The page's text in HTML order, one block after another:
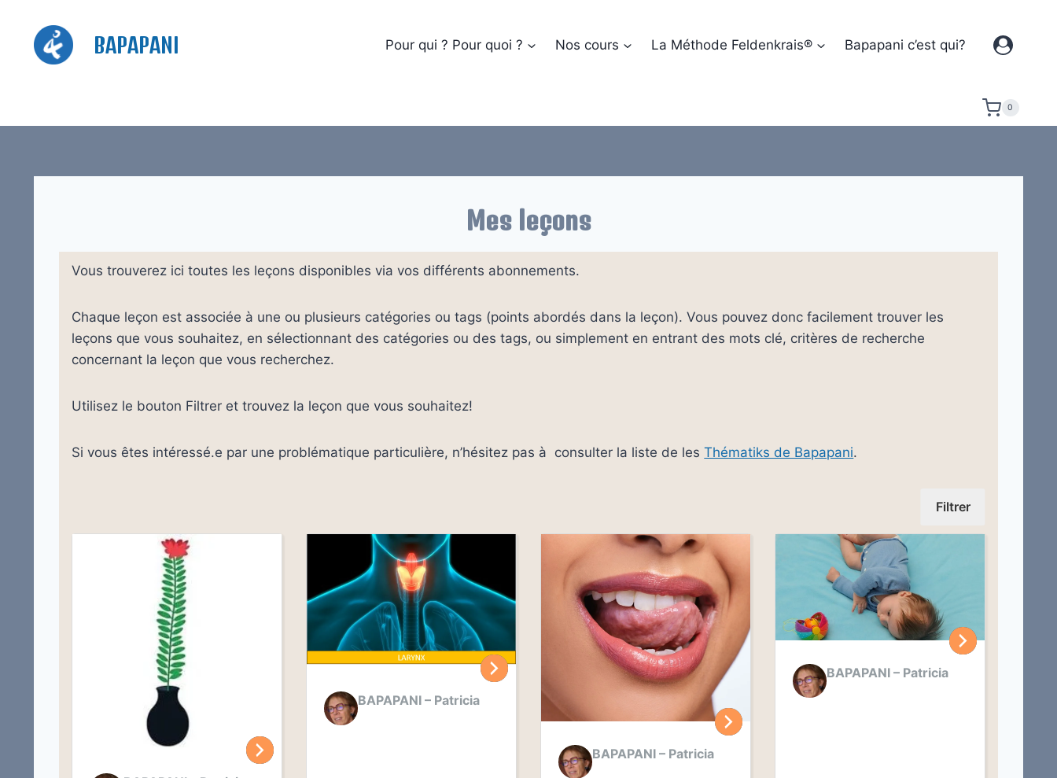
contenu
BAPAPANI Pour qui ? Pour quoi ? Nos cours La Méthode Feldenkrais® Bapapani c’est qui?
0
Mes leçons
Vous trouverez ici toutes les leçons disponibles via vos différents abonnements.
Chaque leçon est associée à une ou plusieurs catégories ou tags (points abordés dans la leçon). Vous pouvez donc facilement trouver les
leçons que vous souhaitez, en sélectionnant des catégories ou des tags, ou simplement en entrant des mots clé, critères de recherche
concernant la leçon que vous recherchez.
Utilisez le bouton Filtrer et trouvez la leçon que vous souhaitez!
Si vous êtes intéressé.e par une problématique particulière, n’hésitez pas à consulter la liste de lesThématiks de Bapapani.
Filtrer
BAPAPANI – Patricia
BAPAPANI – Patricia
BAPAPANI – Patricia